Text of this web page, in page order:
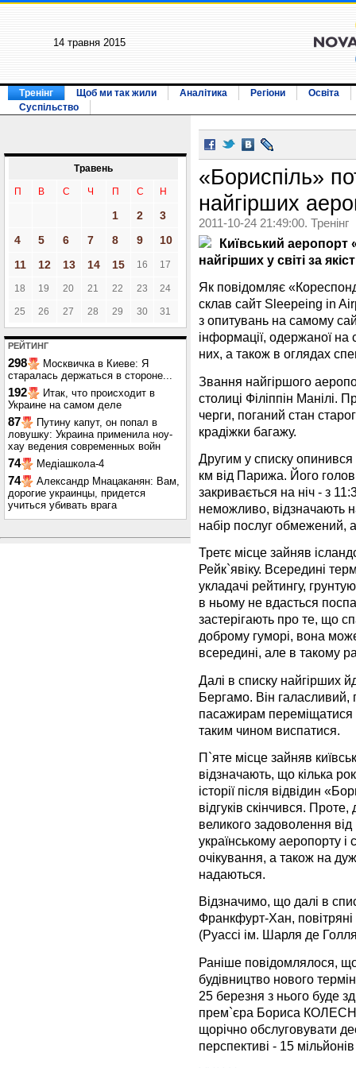
14 травня 2015
Тренінг Щоб ми так жили Аналітика Регіони
Освіта
Суспільство
Травень
П В С Ч П С Н
1 2
3
4
5 6 7 8 9
10
11
12 13 14 15 16 17
18 19 20 21 22 23 24
25 26 27 28 29 30 31
РЕЙТИНГ
298
Москвичка в Киеве: Я
старалась держаться в стороне...
192
Итак, что происходит в
Украине на самом деле
87
Путину капут, он попал в
ловушку: Украина применила ноу-
хау ведения современных войн
74 Медіашкола-4
74
Александр Мнацаканян: Вам,
дорогие украинцы, придется
учиться убивать врага
«Бориспіль»
найгірших
2011-10-24 21:49:00. Тренінг
Київський аеропорт
найгірших у світі за
Як повідомляє
склав сайт Sleepeing in
з опитувань на самому
інформації, одержаної на
них, а також в оглядах
Звання найгіршого
столиці Філіппін Манілі.
черги, поганий стан
крадіжки багажу.
Другим у списку
км від Парижа. Його
закривається на ніч - з
неможливо, відзначають
набір послуг обмежений,
Третє місце зайняв
Рейк`явіку. Всередині
укладачі рейтингу,
в ньому не вдасться
застерігають про те, що
доброму гуморі, вона
всередині, але в такому
Далі в списку найгірших
Бергамо. Він галасливий,
пасажирам переміщатися
таким чином виспатися.
П`яте місце зайняв
відзначають, що кілька
історії після відвідин
відгуків скінчився.
великого задоволення
українському аеропорту
очікування, а також на
надаються.
Відзначимо, що далі в
Франкфурт-Хан,
(Руассі ім. Шарля де
Раніше повідомлялося,
будівництво нового
25 березня з нього буде
прем`єра Бориса
щорічно обслуговувати
перспективі - 15